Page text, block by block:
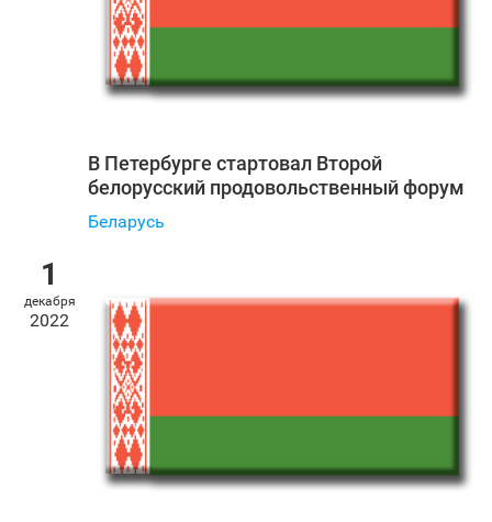
В Петербурге стартовал Второй
белорусский продовольственный форум
Беларусь
1
декабря
2022